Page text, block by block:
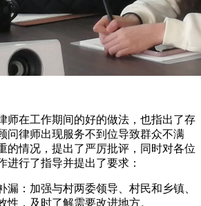
师在工作期间的好的做法，也指出了存
问律师出现服务不到位导致群众不满
的情况，提出了严厉批评，同时对各位
进行了指导并提出了要求：
漏：加强与村两委领导、村民和乡镇、
性，及时了解需要改进地方。